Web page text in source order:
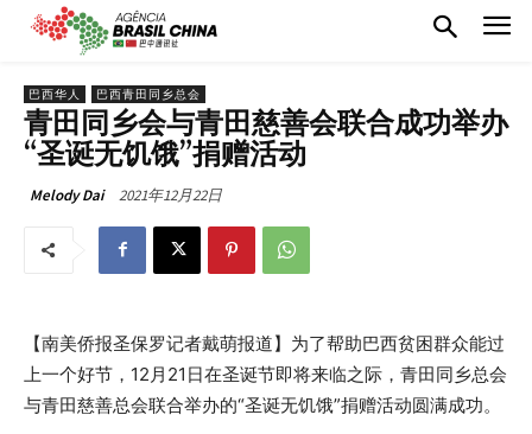
巴西华人 巴西青田同乡总会
青田同乡会与青田慈善会联合成功举办
“圣诞无饥饿”捐赠活动
Melody Dai 2021年12月22日
【南美侨报圣保罗记者戴萌报道】为了帮助巴西贫困群众能过
上一个好节，12月21日在圣诞节即将来临之际，青田同乡总会
与青田慈善总会联合举办的“圣诞无饥饿”捐赠活动圆满成功。